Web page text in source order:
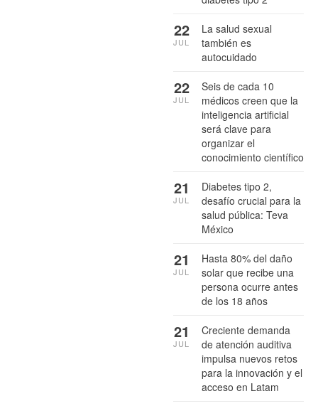
La salud sexual
también es
autocuidado
22
JUL
Seis de cada 10
médicos creen que la
inteligencia artificial
será clave para
organizar el
conocimiento científico
22
JUL
Diabetes tipo 2,
desafío crucial para la
salud pública: Teva
México
21
JUL
Hasta 80% del daño
solar que recibe una
persona ocurre antes
de los 18 años
21
JUL
Creciente demanda
de atención auditiva
impulsa nuevos retos
para la innovación y el
acceso en Latam
21
JUL